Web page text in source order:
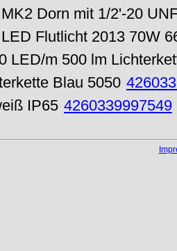
MK2 Dorn mit 1/2'-20
LED Flutlicht 2013 70W
LED/m 500 lm
Blau 5050
IP65 4260339997549